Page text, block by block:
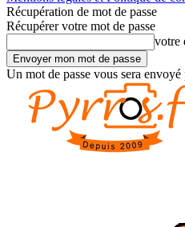
Récupération de mot de passe
Récupérer votre mot de passe
votre
Un mot de passe vous sera envoyé